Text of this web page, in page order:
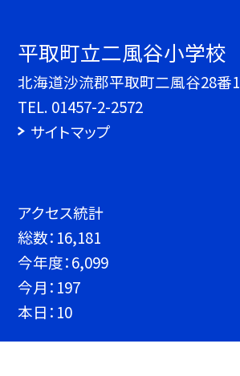
平取町立二風谷小学校
北海道沙流郡平取町二風谷28番1
TEL. 01457-2-2572
サイトマップ
アクセス統計
総数： 16,181
今年度：6,099
今月： 197
本日： 10